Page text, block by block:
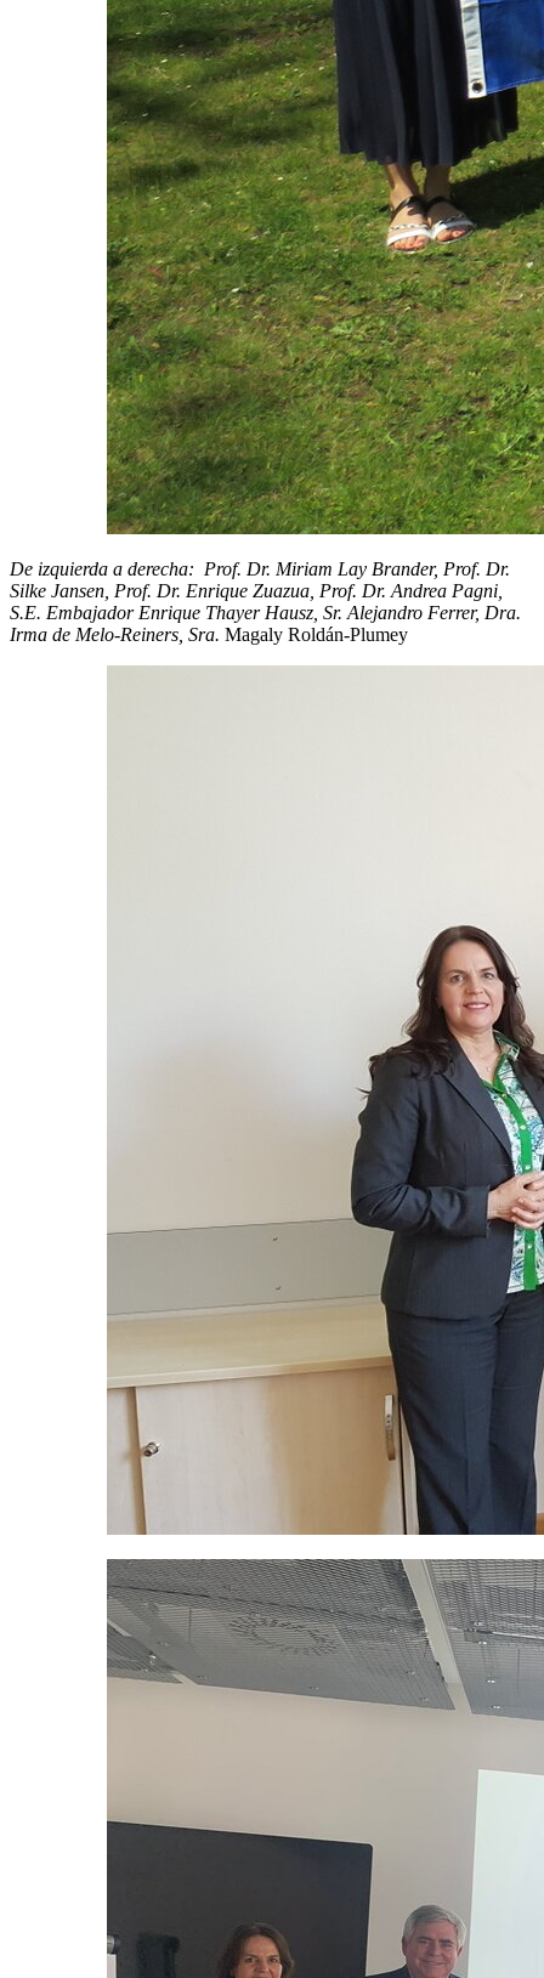
De izquierda a derecha: Prof. Dr. Miriam Lay Brander, Prof. Dr.
Silke Jansen, Prof. Dr. Enrique Zuazua, Prof. Dr. Andrea Pagni,
S.E. Embajador Enrique Thayer Hausz, Sr. Alejandro Ferrer, Dra.
Irma de Melo-Reiners, Sra. Magaly Roldán-Plumey